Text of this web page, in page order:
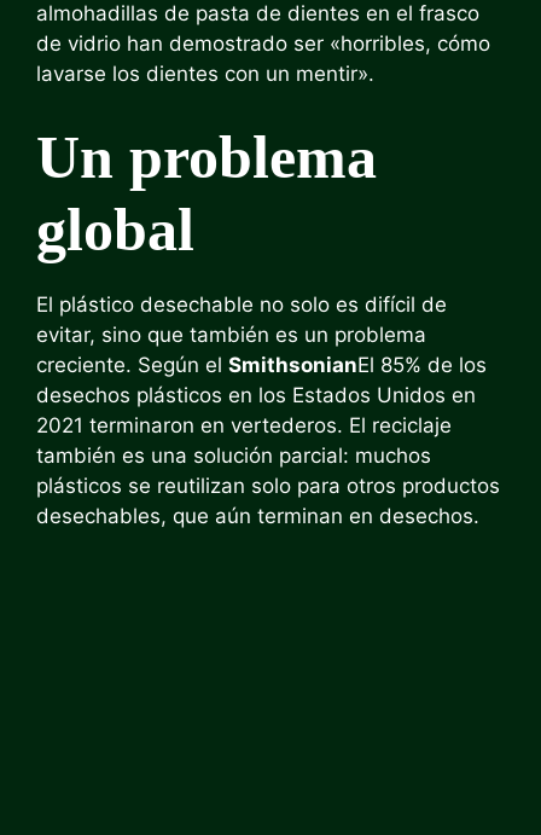
almohadillas de pasta de dientes en el frasco
de vidrio han demostrado ser «horribles, cómo
lavarse los dientes con un mentir».
Un problema
global
El plástico desechable no solo es difícil de
evitar, sino que también es un problema
creciente. Según el SmithsonianEl 85% de los
desechos plásticos en los Estados Unidos en
2021 terminaron en vertederos. El reciclaje
también es una solución parcial: muchos
plásticos se reutilizan solo para otros productos
desechables, que aún terminan en desechos.